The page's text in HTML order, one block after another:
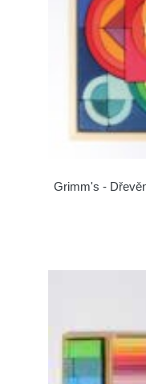
Grimm's -